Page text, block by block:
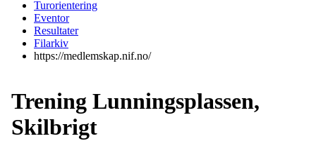
Turorientering
Eventor
Resultater
Filarkiv
https://medlemskap.nif.no/
Trening Lunningsplassen,
Skilbrigt